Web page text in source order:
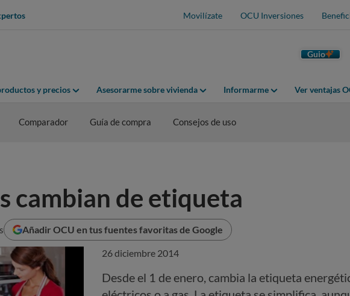
Movilízate OCU Inversiones
Guio
y precios Asesorarme sobre vivienda Informarme Ver ventajas
Comparador Guía de compra Consejos de uso
cambian de etiqueta
Añadir OCU en tus fuentes favoritas de Google
26 diciembre 2014
Desde el 1 de enero, cambia la etiqueta